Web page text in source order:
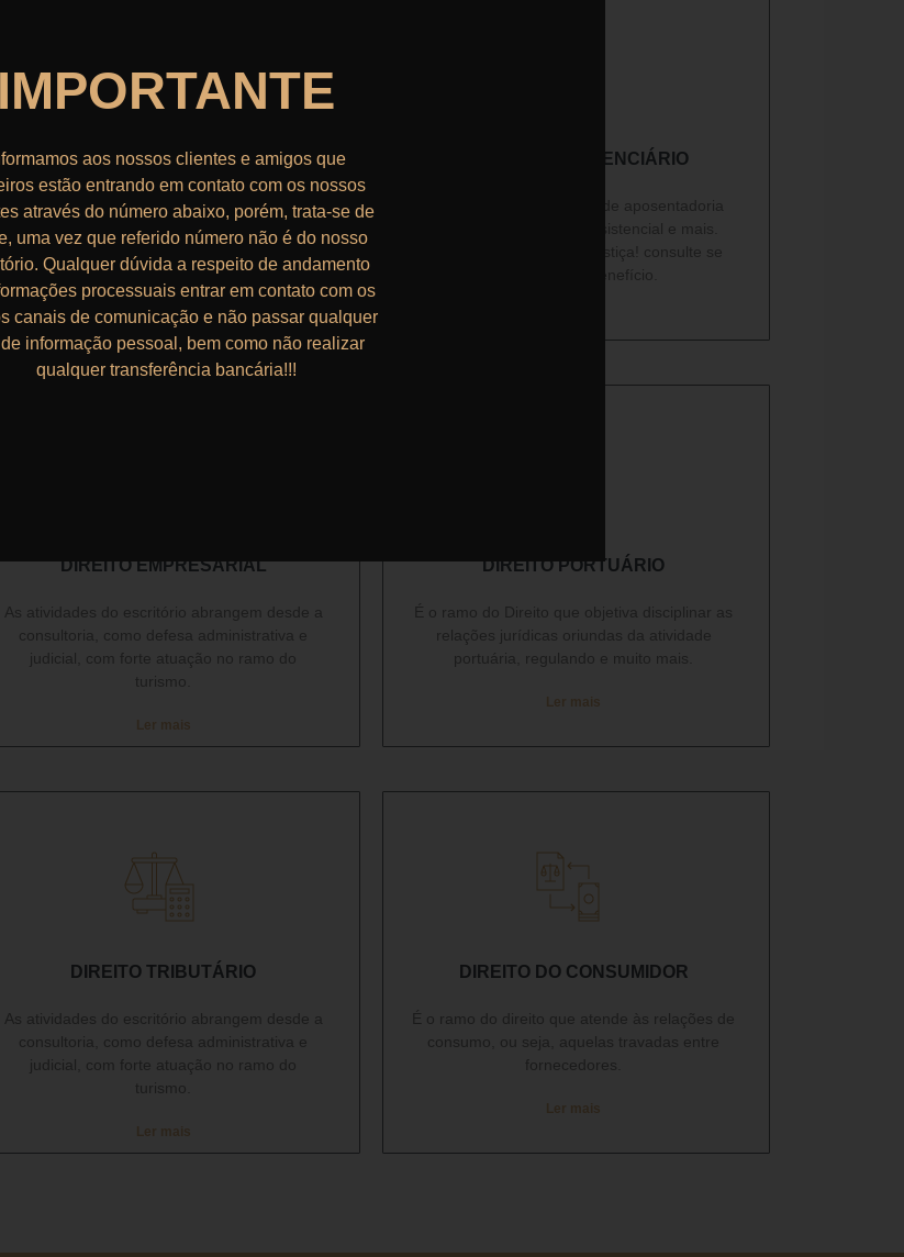
DIREITO DESPORTIVO​
Nós assessoramos atletas, clubes de diversas
modalidades esportivas.
Ler mais
DIREITO PREVIDENCIÁRIO​
Ajudamos com problema de aposentadoria
por invalidez, amparo assistencial e mais.
saiba como reverter na justiça! consulte se
tem direito ao benefício.
DIREITO EMPRESARIAL​
As atividades do escritório abrangem desde a
consultoria, como defesa administrativa e
judicial, com forte atuação no ramo do
turismo.
Ler mais
DIREITO PORTUÁRIO​
É o ramo do Direito que objetiva disciplinar as
relações jurídicas oriundas da atividade
portuária, regulando e muito mais.
Ler mais
DIREITO TRIBUTÁRIO​
As atividades do escritório abrangem desde a
consultoria, como defesa administrativa e
judicial, com forte atuação no ramo do
turismo.
Ler mais
DIREITO DO CONSUMIDOR​
É o ramo do direito que atende às relações de
consumo, ou seja, aquelas travadas entre
fornecedores.
Ler mais
IMPORTANTE
aos nossos clientes e amigos que
estão entrando em contato com os nossos
através do número abaixo, porém, trata-se de
uma vez que referido número não é do nosso
Qualquer dúvida a respeito de andamento
processuais entrar em contato com os
canais de comunicação e não passar qualquer
informação pessoal, bem como não realizar
qualquer transferência bancária!!!